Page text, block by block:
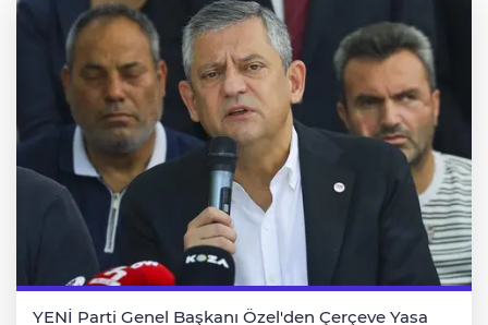
YENİ Parti Genel Başkanı Özel'den Çerçeve Yasa